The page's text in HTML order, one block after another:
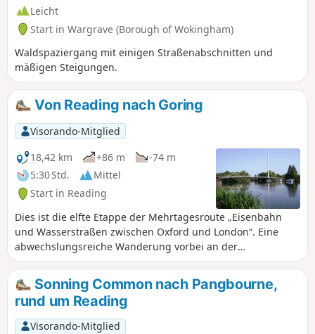
Leicht
Start in Wargrave (Borough of Wokingham)
Waldspaziergang mit einigen Straßenabschnitten und
mäßigen Steigungen.
Von Reading nach Goring
Visorando-Mitglied
18,42 km
+86 m
-74 m
5:30 Std.
Mittel
Start in Reading
Dies ist die elfte Etappe der Mehrtagesroute „Eisenbahn
und Wasserstraßen zwischen Oxford und London“. Eine
abwechslungsreiche Wanderung vorbei an der
Christchurch Bridge, durch das Gelände des Reading
Festivals, vorbei an der Mapledurham-Schleuse entlang der
malerischen Chiltern Hills, über eine Mautbrücke, durch
Waldgebiete und wieder am Fluss entlang bis zum
spektakulären Goring Gap.
Sonning Common nach Pangbourne,
rund um Reading
Visorando-Mitglied